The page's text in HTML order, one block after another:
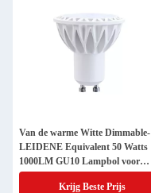
Van de warme Witte Dimmable-
LEIDENE Equivalent 50 Watts
1000LM GU10 Lampbol voor
Huisverlichting
Krijg Beste Prijs